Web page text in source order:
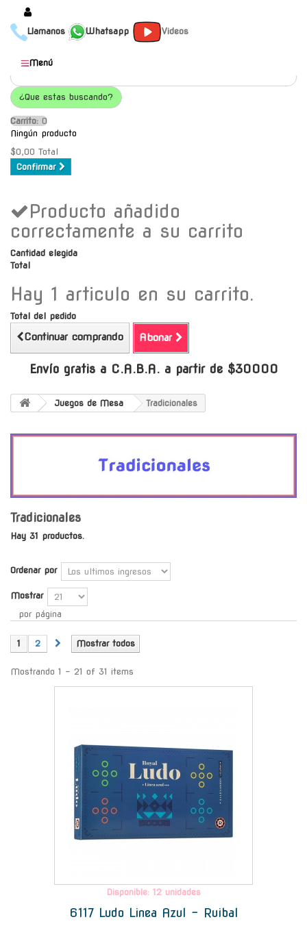
Llamanos Whatsapp Videos
Productos
Populares
Categorías
Marcas
Mayoristas
Contacto
Envío gratis a C.A.B.A. a
partir de $30000
Menú
¿Que estas buscando?
Carrito: O
Ningún producto
$0,00 Total
Confirmar
Producto añadido
correctamente a su carrito
Cantidad elegida
Total
Hay 1 articulo en su carrito.
Total del pedido
Continuar comprando Abonar
Envío gratis a C.A.B.A. a partir de $30000
Juegos de Mesa Tradicionales
Tradicionales
Hay 31 productos.
Ordenar por
Mostrar
por página
Mostrar todos
1 2
Mostrando 1 - 21 of 31 items
Disponible: 12 unidades
6117 Ludo Linea Azul - Ruibal